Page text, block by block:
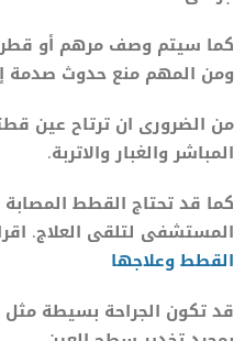
كما سيتم وصف مرهم أو
ومن المهم منع حدوث صدمة
من الضرورى ان ترتاح عين
المباشر والغبار والاتربة.
كما قد تحتاج القطط
المستشفى لتلقى العلاج.
القطط وعلاجها
قد تكون الجراحة بسيطة مثل